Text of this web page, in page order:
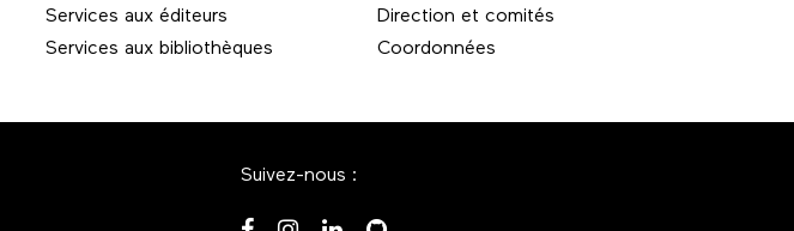
Services aux éditeurs
Services aux bibliothèques
Direction et comités
Coordonnées
Suivez-nous :